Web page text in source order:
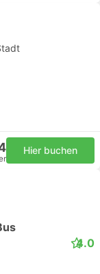
Hier buchen
4.0